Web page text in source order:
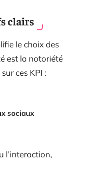
clairs
le choix des
est la notoriété
ces KPI :
sociaux
l’interaction,